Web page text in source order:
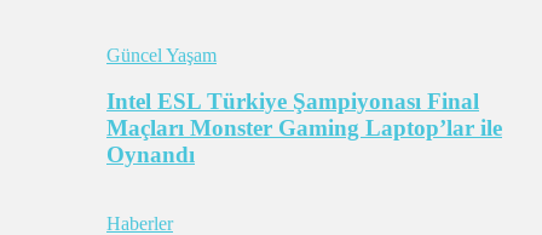
Güncel Yaşam
Intel ESL Türkiye Şampiyonası Final
Maçları Monster Gaming Laptop’lar ile
Oynandı
Haberler